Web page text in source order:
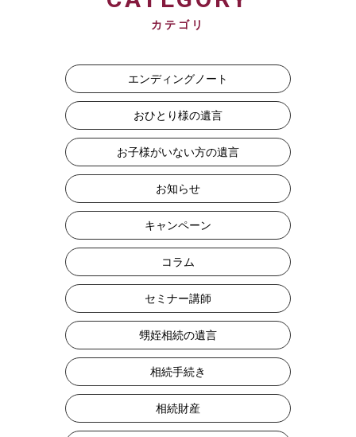
カテゴリ
エンディングノート
おひとり様の遺言
お子様がいない方の遺言
お知らせ
キャンペーン
コラム
セミナー講師
甥姪相続の遺言
相続手続き
相続財産